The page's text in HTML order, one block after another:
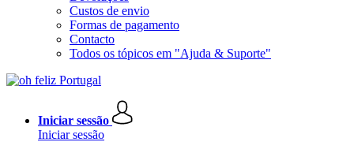
Custos de envio
Formas de pagamento
Contacto
Todos os tópicos em "Ajuda & Suporte"
Iniciar sessão
Iniciar sessão